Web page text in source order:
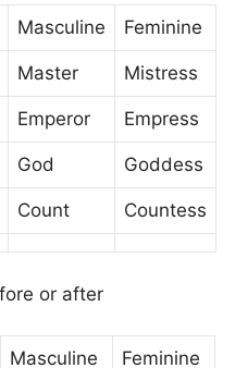
Masculine Feminine
Master Mistress
Emperor Empress
God Goddess
Count Countess
or after
Masculine Feminine